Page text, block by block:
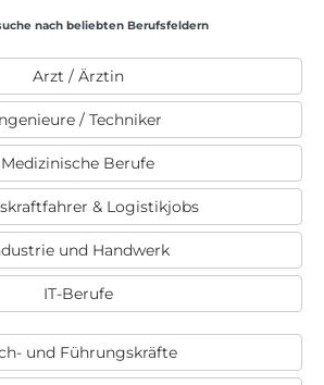
nach beliebten Berufsfeldern
Arzt / Ärztin
/ Techniker
Medizinische Berufe
& Logistikjobs
und Handwerk
IT-Berufe
und Führungskräfte